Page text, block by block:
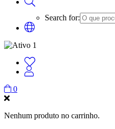
Search for:
0
Nenhum produto no carrinho.